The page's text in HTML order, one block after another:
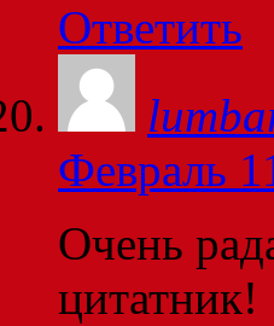
Ответить
Февраль
Очень
цитатник!